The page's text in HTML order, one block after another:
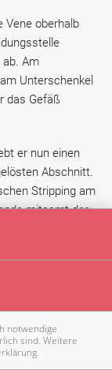
Vene oberhalb
Am
Unterschenkel
das Gefäß
er nun einen
Abschnitt.
Stripping am
mitsamt der
wurde eine
denen meistens
wird der
sodass
und beim
benutzt. Ein sehr
vereist der
notwendige
sind. Weitere
.